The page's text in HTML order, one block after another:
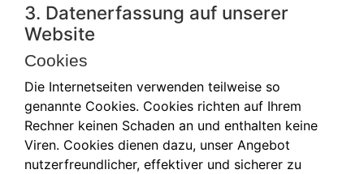
3. Datenerfassung auf unserer
Website
Cookies
Die Internetseiten verwenden teilweise so
genannte Cookies. Cookies richten auf Ihrem
Rechner keinen Schaden an und enthalten keine
Viren. Cookies dienen dazu, unser Angebot
nutzerfreundlicher, effektiver und sicherer zu